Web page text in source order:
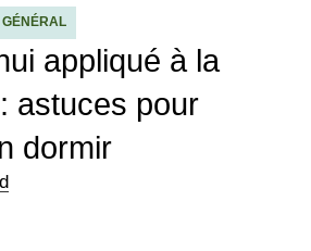
GÉNÉRAL
appliqué à la
astuces pour
dormir